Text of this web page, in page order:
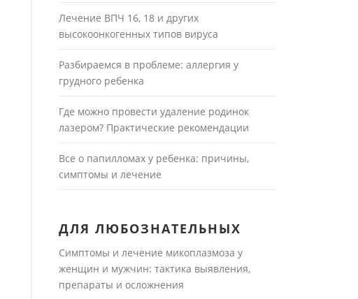
Лечение ВПЧ 16, 18 и других
высокоонкогенных типов вируса
Разбираемся в проблеме: аллергия у
грудного ребенка
Где можно провести удаление родинок
лазером? Практические рекомендации
Все о папилломах у ребенка: причины,
симптомы и лечение
ДЛЯ ЛЮБОЗНАТЕЛЬНЫХ
Симптомы и лечение микоплазмоза у
женщин и мужчин: тактика выявления,
препараты и осложнения